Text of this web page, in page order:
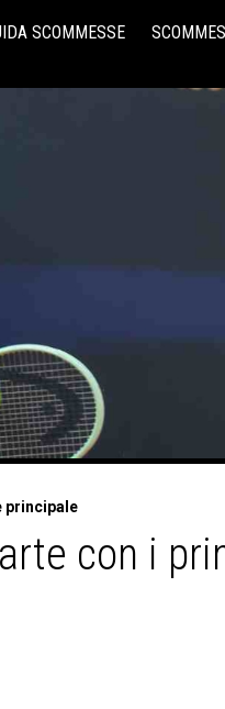
SCOMMESSE
principale
con i